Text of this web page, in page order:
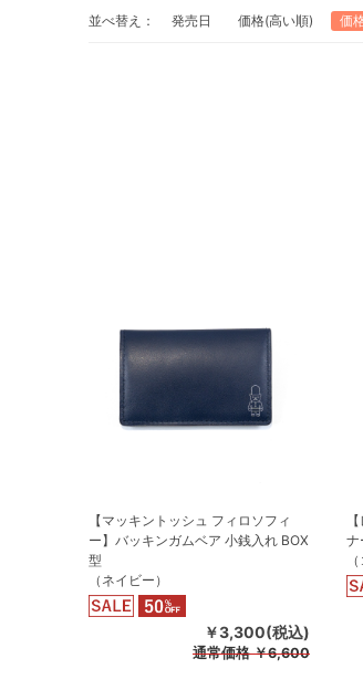
並べ替え： 発売日 価格(高い順) 価
【マッキントッシュ フィロソフィ
ー】バッキンガムベア 小銭入れ BOX
型
（ネイビー）
￥3,300(税込)
通常価格￥6,600
ナ